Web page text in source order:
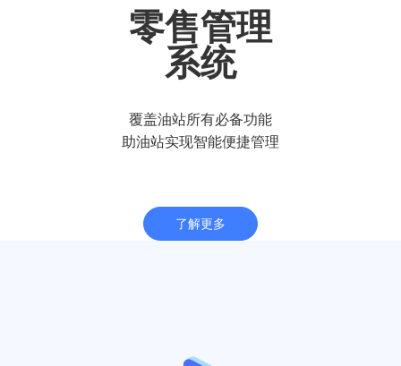
零售管理
系统
覆盖油站所有必备功能
助油站实现智能便捷管理
了解更多